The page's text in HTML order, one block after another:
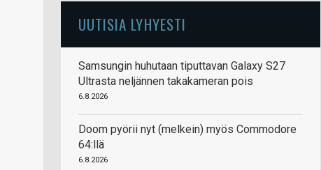
UUTISIA LYHYESTI
Samsungin huhutaan tiputtavan Galaxy S27
Ultrasta neljännen takakameran pois
6.8.2026
Doom pyörii nyt (melkein) myös Commodore
64:llä
6.8.2026